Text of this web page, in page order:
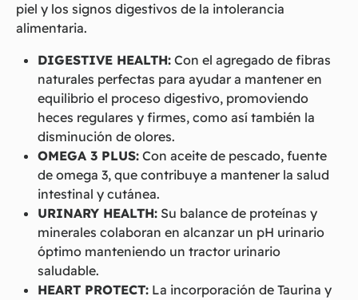
piel y los signos digestivos de la intolerancia
alimentaria.
DIGESTIVE HEALTH: Con el agregado de fibras
naturales perfectas para ayudar a mantener en
equilibrio el proceso digestivo, promoviendo
heces regulares y firmes, como así también la
disminución de olores.
OMEGA 3 PLUS: Con aceite de pescado, fuente
de omega 3, que contribuye a mantener la salud
intestinal y cutánea.
URINARY HEALTH: Su balance de proteínas y
minerales colaboran en alcanzar un pH urinario
óptimo manteniendo un tractor urinario
saludable.
HEART PROTECT: La incorporación de Taurina y